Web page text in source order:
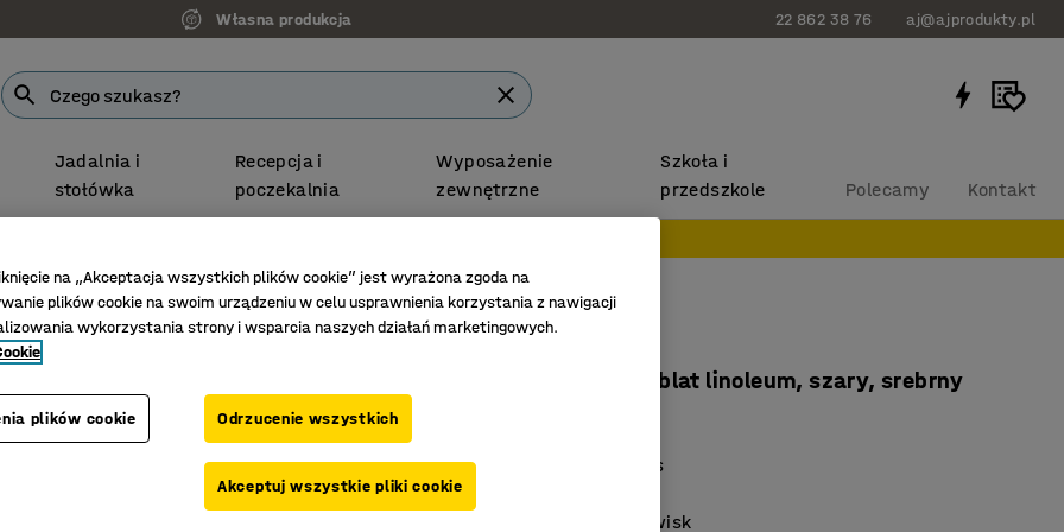
Własna produkcja 22 862 38 76 aj@ajprodukty.pl
Jadalnia i
stołówka
Recepcja i
poczekalnia
Wyposażenie
zewnętrzne
Szkoła i
przedszkole
Polecamy Kontakt
ławki szkolne Prostokątne ławki szkolne
Stół PLURAL
1400x800x600 mm, blat linoleum, szary, srebrny
Linoleum tłumiące hałas
Mocny i trwały stół
Do różnorodnych środowisk
na „Akceptacja wszystkich plików cookie” jest wyrażona zgoda na
plików cookie na swoim urządzeniu w celu usprawnienia korzystania z nawigacji
wykorzystania strony i wsparcia naszych działań marketingowych.
plików cookie Odrzucenie wszystkich
Akceptuj wszystkie pliki cookie